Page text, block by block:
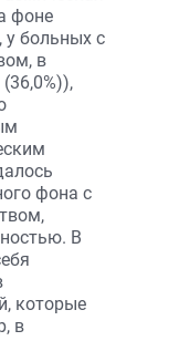
фоне
у больных с
в
фона с
В
которые
в